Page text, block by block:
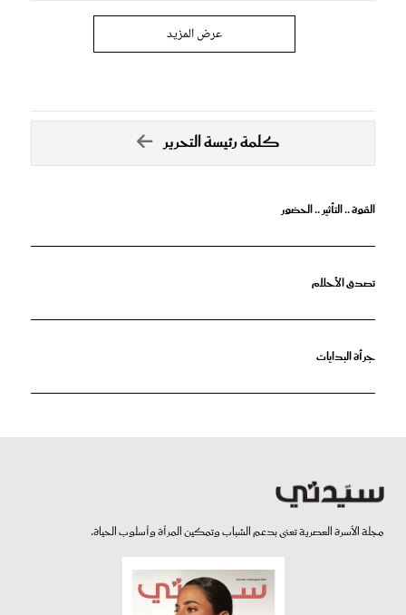
عرض المزيد
كلمة رئيسة التحرير
القوة .. التأثير .. الحضور
تصدق الأحلام
جرأة البدايات
مجلة الأسرة العصرية تعنى بدعم الشباب وتمكين المرأة وأسلوب الحياة.